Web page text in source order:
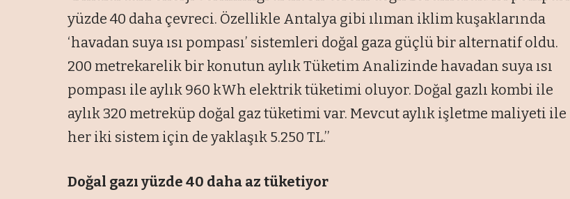
yüzde 40 daha çevreci. Özellikle Antalya gibi ılıman iklim kuşaklarında
‘havadan suya ısı pompası’ sistemleri doğal gaza güçlü bir alternatif oldu.
200 metrekarelik bir konutun aylık Tüketim Analizinde havadan suya ısı
pompası ile aylık 960 kWh elektrik tüketimi oluyor. Doğal gazlı kombi ile
aylık 320 metreküp doğal gaz tüketimi var. Mevcut aylık işletme maliyeti ile
her iki sistem için de yaklaşık 5.250 TL.’’
Doğal gazı yüzde 40 daha az tüketiyor